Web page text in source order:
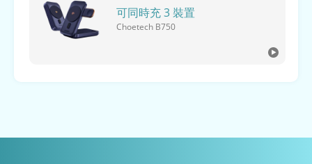
可同時充 3 裝置
Choetech B750